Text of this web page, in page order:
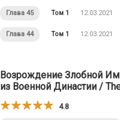
Глава 45 Том 1 12.03.2021
Глава 44 Том 1 12.03.2021
Возрождение Злобной
из Военной Династии /
the Malicious Empress of
4.8